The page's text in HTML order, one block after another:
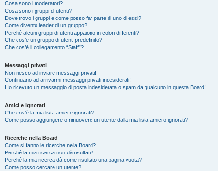
Cosa sono i moderatori?
Cosa sono i gruppi di utenti?
Dove trovo i gruppi e come posso far parte di uno di essi?
Come divento leader di un gruppo?
Perché alcuni gruppi di utenti appaiono in colori differenti?
Che cos’è un gruppo di utenti predefinito?
Che cos’è il collegamento “Staff”?
Messaggi privati
Non riesco ad inviare messaggi privati!
Continuano ad arrivarmi messaggi privati indesiderati!
Ho ricevuto un messaggio di posta indesiderata o spam da qualcuno in questa Board!
Amici e ignorati
Che cos’è la mia lista amici e ignorati?
Come posso aggiungere o rimuovere un utente dalla mia lista amici o ignorati?
Ricerche nella Board
Come si fanno le ricerche nella Board?
Perché la mia ricerca non dà risultati?
Perché la mia ricerca dà come risultato una pagina vuota?
Come posso cercare un utente?